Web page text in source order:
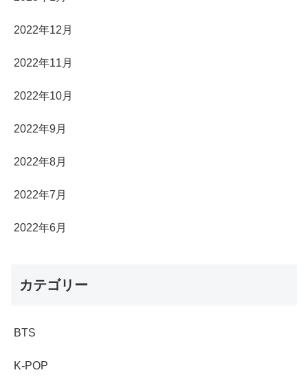
2022年12月
2022年11月
2022年10月
2022年9月
2022年8月
2022年7月
2022年6月
カテゴリー
BTS
K-POP